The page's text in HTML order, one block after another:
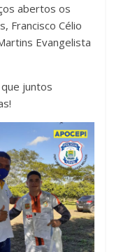
abertos os
Francisco Célio
Evangelista
juntos